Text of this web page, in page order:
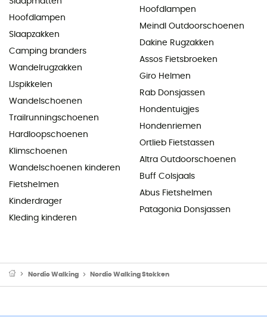
Hoofdlampen
Slaapzakken
Camping branders
Wandelrugzakken
IJspikkelen
Wandelschoenen
Trailrunningschoenen
Hardloopschoenen
Klimschoenen
Wandelschoenen kinderen
Fietshelmen
Kinderdrager
Kleding kinderen
Hoofdlampen
Meindl Outdoorschoenen
Dakine Rugzakken
Assos Fietsbroeken
Giro Helmen
Rab Donsjassen
Hondentuigjes
Hondenriemen
Ortlieb Fietstassen
Altra Outdoorschoenen
Buff Colsjaals
Abus Fietshelmen
Patagonia Donsjassen
Nordic Walking Nordic Walking Stokken